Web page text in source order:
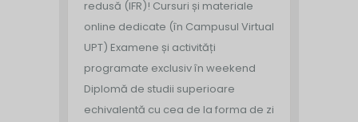
redusă (IFR)! Cursuri și materiale
online dedicate (în Campusul Virtual
UPT) Examene și activități
programate exclusiv în weekend
Diplomă de studii superioare
echivalentă cu cea de la forma de zi